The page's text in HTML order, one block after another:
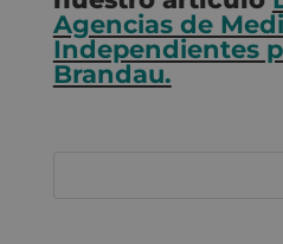
Agencias de
Independientes
Brandau.